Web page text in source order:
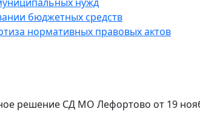
бюджетных средств
нормативных правовых актов
решение СД МО Лефортово от 19